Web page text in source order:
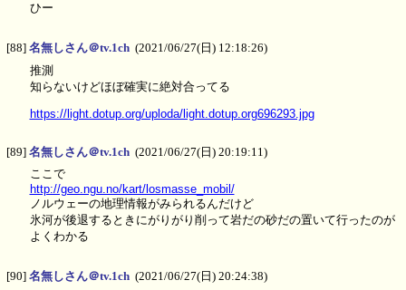
ひー
[88] 名無しさん＠tv.1ch (2021/06/27(日) 12:18:26)
推測
知らないけどほぼ確実に絶対合ってる
https://light.dotup.org/uploda/light.dotup.org696293.jpg
[89] 名無しさん＠tv.1ch (2021/06/27(日) 20:19:11)
ここで
http://geo.ngu.no/kart/losmasse_mobil/
ノルウェーの地理情報がみられるんだけど
氷河が後退するときにがりがり削って岩だの砂だの置いて行ったのが
よくわかる
[90] 名無しさん＠tv.1ch (2021/06/27(日) 20:24:38)